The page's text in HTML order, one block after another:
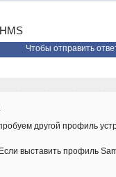
Чтобы отправить
другой профиль
выставить профиль